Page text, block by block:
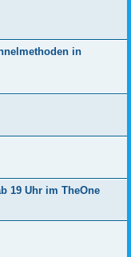
in
19 Uhr im TheOne